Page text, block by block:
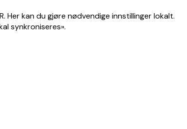
Her kan du gjøre nødvendige innstillinger lokalt.
synkroniseres».